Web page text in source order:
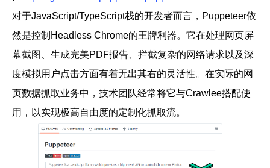
对于JavaScript/TypeScript栈的开发者而言， Puppeteer依
然是控制Headless Chrome的王牌利器。它在处理网页屏
幕截图、生成完美PDF报告、拦截复杂的网络请求以及深
度模拟用户点击方面有着无出其右的灵活性。在实际的网
页数据抓取业务中，技术团队经常将它与Crawlee搭配使
用，以实现极高自由度的定制化抓取流。